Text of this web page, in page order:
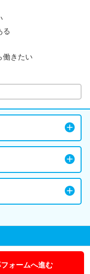
る
きたい
ォームへ進む